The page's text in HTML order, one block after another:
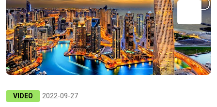
VIDEO 2022-09-27